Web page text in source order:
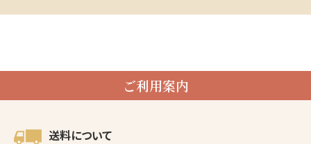
ご利用案内
送料について